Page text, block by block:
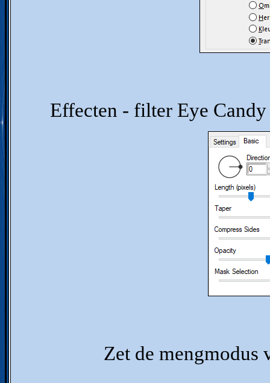
Effecten - filter Eye
Zet de mengmodus